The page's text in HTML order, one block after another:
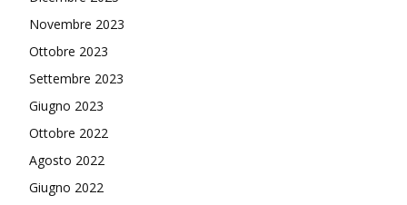
Novembre 2023
Ottobre 2023
Settembre 2023
Giugno 2023
Ottobre 2022
Agosto 2022
Giugno 2022